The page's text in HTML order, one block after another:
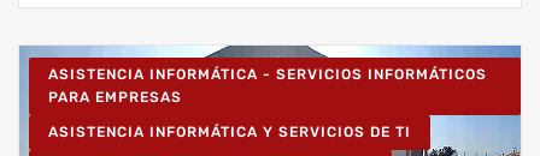
ASISTENCIA INFORMÁTICA - SERVICIOS INFORMÁTICOS
PARA EMPRESAS
ASISTENCIA INFORMÁTICA Y SERVICIOS DE TI